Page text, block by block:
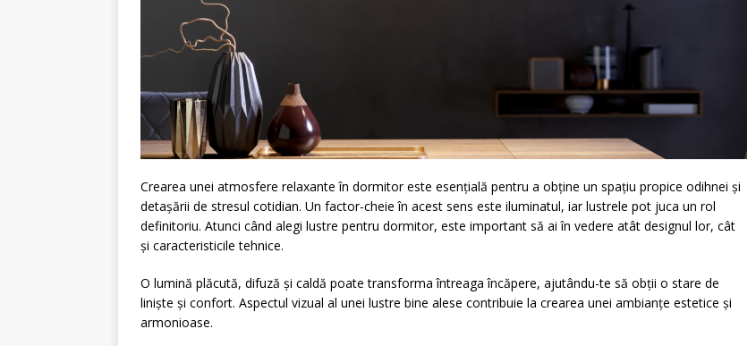
Crearea unei atmosfere relaxante în dormitor este esențială pentru a obține un spațiu propice odihnei și
detașării de stresul cotidian. Un factor-cheie în acest sens este iluminatul, iar lustrele pot juca un rol
definitoriu. Atunci când alegi lustre pentru dormitor, este important să ai în vedere atât designul lor, cât
și caracteristicile tehnice.
O lumină plăcută, difuză și caldă poate transforma întreaga încăpere, ajutându-te să obții o stare de
liniște și confort. Aspectul vizual al unei lustre bine alese contribuie la crearea unei ambianțe estetice și
armonioase.